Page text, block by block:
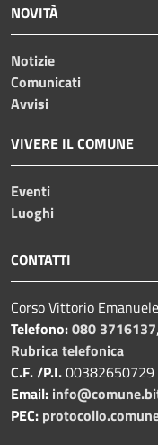
NOVITÀ
Notizie
Comunicati
Avvisi
VIVERE IL COMUNE
Eventi
Luoghi
CONTATTI
Corso Vittorio
Telefono:080 3716137,
Rubrica telefonica
C.F. /P.I.00382650729
Email:
PEC: